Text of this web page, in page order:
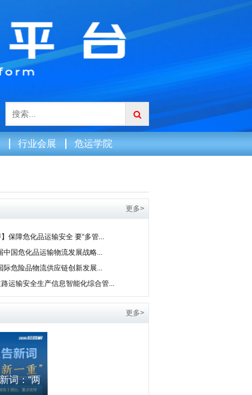
行业会展 危运学院
更多>
】保障危化品运输安全 要“多管...
国危化品运输物流发展战略...
危险品物流供应链创新发展...
运输安全生产信息智能化综合管...
更多>
词：“两